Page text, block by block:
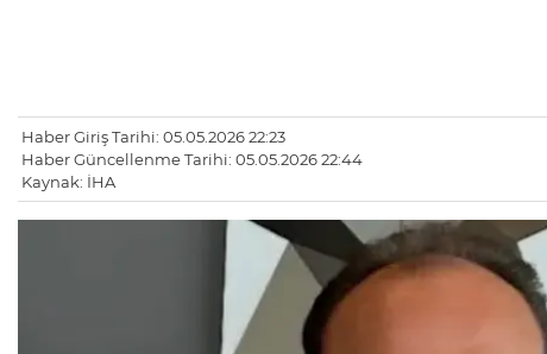
Haber Giriş Tarihi: 05.05.2026 22:23
Haber Güncellenme Tarihi: 05.05.2026 22:44
Kaynak: İHA